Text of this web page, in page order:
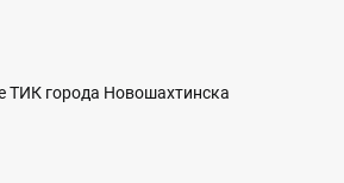
ТИК города Новошахтинска